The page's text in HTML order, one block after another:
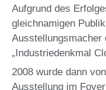
Aufgrund des
gleichnamigen
Ausstellungsmacher
„Industriedenkmal
2008 wurde dann
Ausstellung im